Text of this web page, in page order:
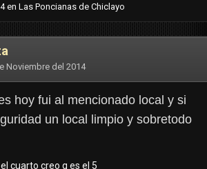
en Las Poncianas de Chiclayo
Noviembre del 2014
hoy fui al mencionado local y si
un local limpio y sobretodo
cuarto creo q es el 5